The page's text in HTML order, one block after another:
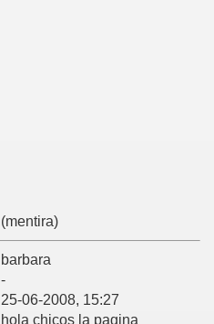
(mentira)
barbara
-
25-06-2008, 15:27
hola chicos la pagina